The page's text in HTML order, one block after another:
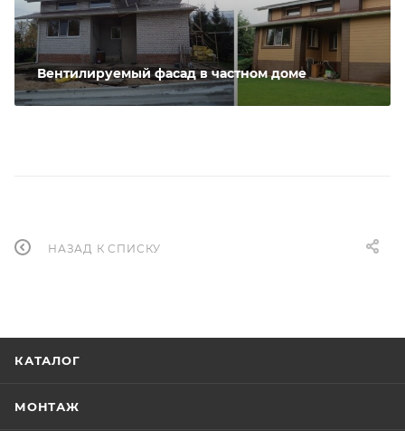
Вентилируемый фасад в частном доме
НАЗАД К СПИСКУ
КАТАЛОГ
МОНТАЖ